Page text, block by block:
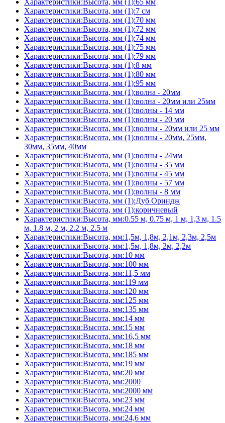
Характеристики:Высота, мм (1):65 мм
Характеристики:Высота, мм (1):7 см
Характеристики:Высота, мм (1):70 мм
Характеристики:Высота, мм (1):72 мм
Характеристики:Высота, мм (1):74 мм
Характеристики:Высота, мм (1):75 мм
Характеристики:Высота, мм (1):79 мм
Характеристики:Высота, мм (1):8 мм
Характеристики:Высота, мм (1):80 мм
Характеристики:Высота, мм (1):95 мм
Характеристики:Высота, мм (1):волна - 20мм
Характеристики:Высота, мм (1):волна - 20мм или 25мм
Характеристики:Высота, мм (1):волны - 14 мм
Характеристики:Высота, мм (1):волны - 20 мм
Характеристики:Высота, мм (1):волны - 20мм или 25 мм
Характеристики:Высота, мм (1):волны - 20мм, 25мм,
30мм, 35мм, 40мм
Характеристики:Высота, мм (1):волны - 24мм
Характеристики:Высота, мм (1):волны - 35 мм
Характеристики:Высота, мм (1):волны - 45 мм
Характеристики:Высота, мм (1):волны - 57 мм
Характеристики:Высота, мм (1):волны - 8 мм
Характеристики:Высота, мм (1):Дуб Ориндж
Характеристики:Высота, мм (1):коричневый
Характеристики:Высота, мм:0.55 м, 0.75 м, 1 м, 1,3 м, 1.5
м, 1.8 м, 2 м, 2.2 м, 2.5 м
Характеристики:Высота, мм:1,5м, 1,8м, 2,1м, 2,3м, 2,5м
Характеристики:Высота, мм:1,5м, 1,8м, 2м, 2,2м
Характеристики:Высота, мм:10 мм
Характеристики:Высота, мм:100 мм
Характеристики:Высота, мм:11,5 мм
Характеристики:Высота, мм:119 мм
Характеристики:Высота, мм:120 мм
Характеристики:Высота, мм:125 мм
Характеристики:Высота, мм:135 мм
Характеристики:Высота, мм:14 мм
Характеристики:Высота, мм:15 мм
Характеристики:Высота, мм:16,5 мм
Характеристики:Высота, мм:18 мм
Характеристики:Высота, мм:185 мм
Характеристики:Высота, мм:19 мм
Характеристики:Высота, мм:20 мм
Характеристики:Высота, мм:2000
Характеристики:Высота, мм:2000 мм
Характеристики:Высота, мм:23 мм
Характеристики:Высота, мм:24 мм
Характеристики:Высота, мм:24,6 мм